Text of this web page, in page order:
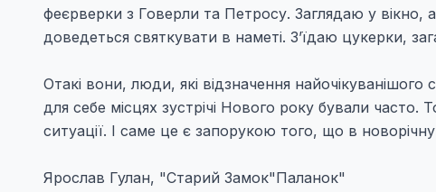
феєрверки з Говерли та Петросу. Заглядаю у
доведеться святкувати в наметі. З’їдаю цукерки,
Отакі вони, люди, які відзначення
для себе місцях зустрічі Нового року бували
ситуації. І саме це є запорукою того, що в
Ярослав Гулан, "Старий Замок"Паланок"